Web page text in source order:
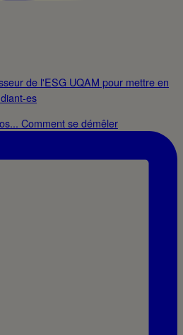
de l'ESG UQAM pour mettre en
es
Comment se démêler